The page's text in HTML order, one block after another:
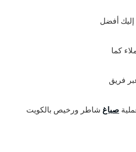
أفضل
كما
فريق
صباغ شاطر ورخيص بالكويت